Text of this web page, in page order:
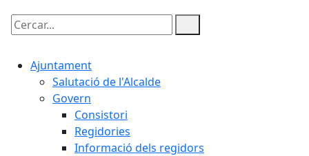
Cercar:
Ajuntament
Salutació de l'Alcalde
Govern
Consistori
Regidories
Informació dels regidors